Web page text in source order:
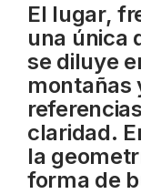
El lugar,
una única
se diluye
montañas
claridad.
la
forma de